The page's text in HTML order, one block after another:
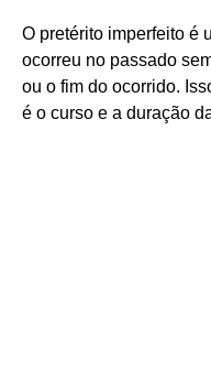
O pretérito imperfeito é
ocorreu no passado
ou o fim do ocorrido.
é o curso e a duração